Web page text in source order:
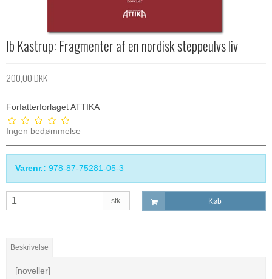
Ib Kastrup: Fragmenter af en nordisk steppeulvs liv
200,00 DKK
Forfatterforlaget ATTIKA
Ingen bedømmelse
Varenr.: 978-87-75281-05-3
stk. Køb
Beskrivelse
[noveller]